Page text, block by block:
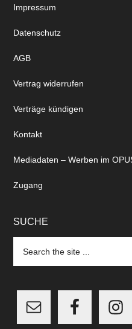
Impressum
Datenschutz
AGB
Vertrag widerrufen
Verträge kündigen
Kontakt
Mediadaten – Werben im
Zugang
SUCHE
the